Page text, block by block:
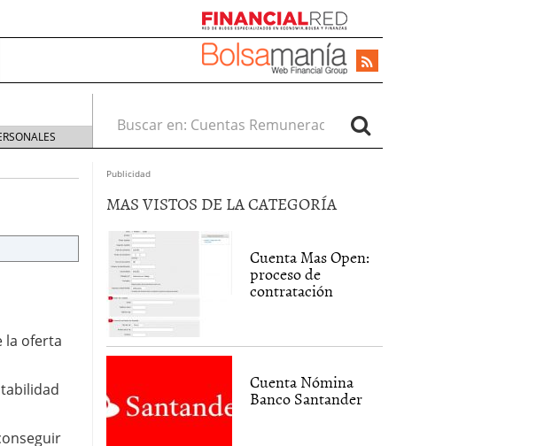
25
Buscar en:
la oferta
Publicidad
MAS VISTOS DE LA CATEGORÍA
Cuenta Mas Open:
proceso de
contratación
Cuenta Nómina
Banco Santander